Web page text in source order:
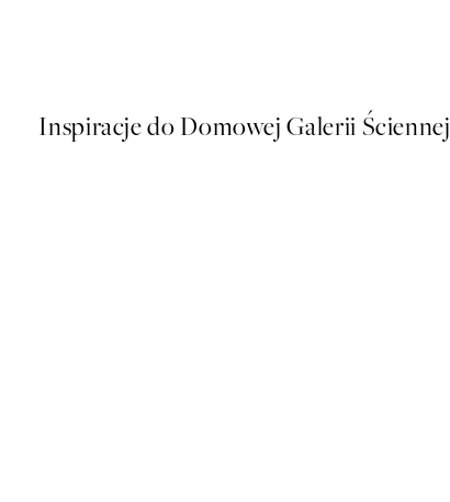
Inspiracje do Domowej Galerii Ściennej